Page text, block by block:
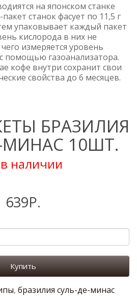
на японском станке
станок фасует по 11,5 г
упаковывает каждый пакет
кислорода в них не
измеряется уровень
помощью газоанализатора.
кофе внутри сохранит свои
свойства до 6 месяцев.
БРАЗИЛИЯ
МИНАС 10ШТ.
наличии
639Р.
Купить
, бразилия суль-де-минас